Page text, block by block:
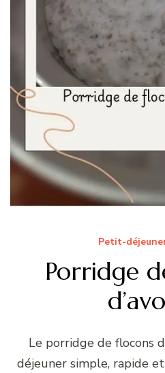
Petit-
Porridge
Le porridge de flocons
déjeuner simple, rapide